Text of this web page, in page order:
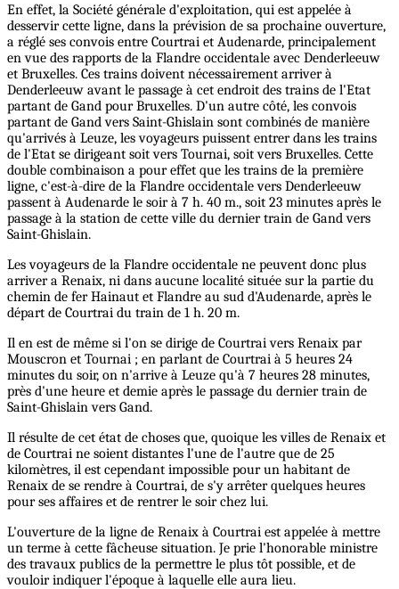
En effet, la Société générale d'exploitation, qui est appelée à
desservir cette ligne, dans la prévision de sa prochaine ouverture,
a réglé ses convois entre Courtrai et Audenarde, principalement
en vue des rapports de la Flandre occidentale avec Denderleeuw
et Bruxelles. Ces trains doivent nécessairement arriver à
Denderleeuw avant le passage à cet endroit des trains de l'Etat
partant de Gand pour Bruxelles. D'un autre côté, les convois
partant de Gand vers Saint-Ghislain sont combinés de manière
qu'arrivés à Leuze, les voyageurs puissent entrer dans les trains
de l'Etat se dirigeant soit vers Tournai, soit vers Bruxelles. Cette
double combinaison a pour effet que les trains de la première
ligne, c'est-à-dire de la Flandre occidentale vers Denderleeuw
passent à Audenarde le soir à 7 h. 40 m., soit 23 minutes après le
passage à la station de cette ville du dernier train de Gand vers
Saint-Ghislain.
Les voyageurs de la Flandre occidentale ne peuvent donc plus
arriver a Renaix, ni dans aucune localité située sur la partie du
chemin de fer Hainaut et Flandre au sud d'Audenarde, après le
départ de Courtrai du train de 1 h. 20 m.
Il en est de même si l'on se dirige de Courtrai vers Renaix par
Mouscron et Tournai ; en parlant de Courtrai à 5 heures 24
minutes du soir, on n'arrive à Leuze qu'à 7 heures 28 minutes,
près d'une heure et demie après le passage du dernier train de
Saint-Ghislain vers Gand.
Il résulte de cet état de choses que, quoique les villes de Renaix et
de Courtrai ne soient distantes l'une de l'autre que de 25
kilomètres, il est cependant impossible pour un habitant de
Renaix de se rendre à Courtrai, de s'y arrêter quelques heures
pour ses affaires et de rentrer le soir chez lui.
L'ouverture de la ligne de Renaix à Courtrai est appelée à mettre
un terme à cette fâcheuse situation. Je prie l'honorable ministre
des travaux publics de la permettre le plus tôt possible, et de
vouloir indiquer l'époque à laquelle elle aura lieu.